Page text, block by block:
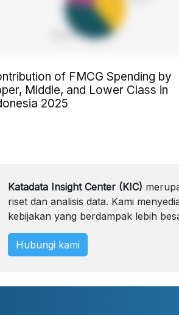
of FMCG Spending by
Middle, and Lower Class in
2025
Katadata Insight Center (KIC)
riset dan analisis data. Kami
kebijakan yang berdampak lebih
Hubungi kami